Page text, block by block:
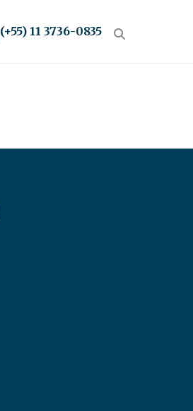
(+55) 11 3736-0835